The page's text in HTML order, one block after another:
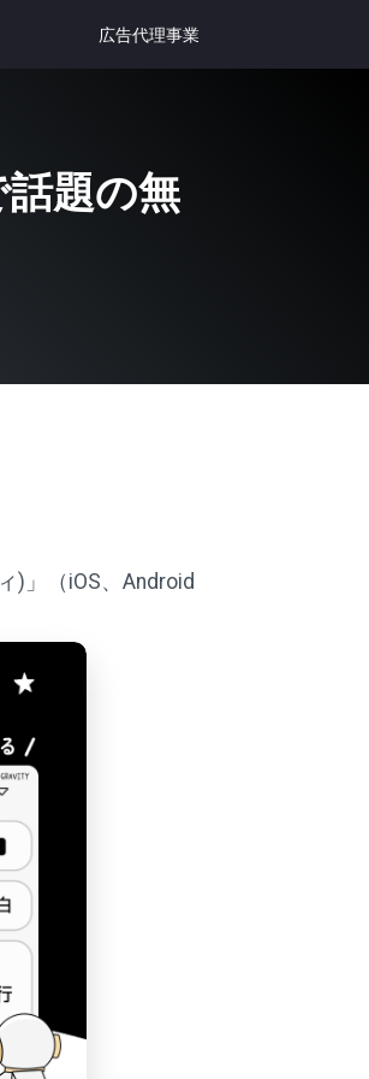
広告代理事業
題の無
)」（iOS、Android